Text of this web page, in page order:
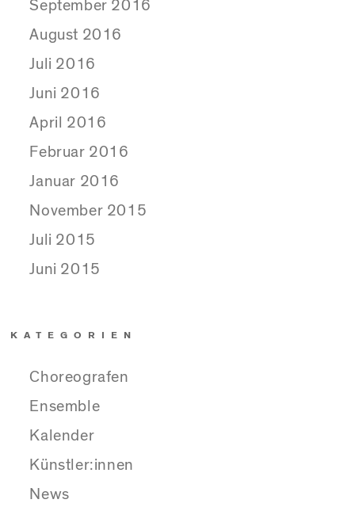
September 2016
August 2016
Juli 2016
Juni 2016
April 2016
Februar 2016
Januar 2016
November 2015
Juli 2015
Juni 2015
KATEGORIEN
Choreografen
Ensemble
Kalender
Künstler:innen
News